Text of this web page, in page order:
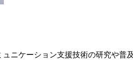
ニケーション支援技術の研究や